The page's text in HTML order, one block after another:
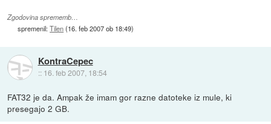
Zgodovina sprememb…
spremenil:Tilen(16. feb 2007 ob 18:49)
KontraCepec
:: 16. feb 2007, 18:54
FAT32 je da. Ampak že imam gor razne datoteke iz mule, ki
presegajo 2 GB.